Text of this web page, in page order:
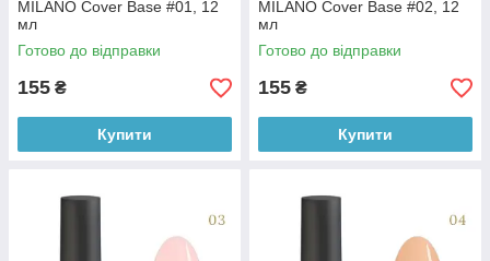
MILANO Cover Base #01, 12
мл
Готово до відправки
155 ₴
Купити
MILANO Cover Base #02, 12
мл
Готово до відправки
155 ₴
Купити